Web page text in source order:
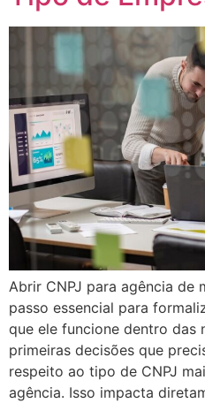
Abrir CNPJ para agência de
passo essencial para
que ele funcione dentro das
primeiras decisões que
respeito ao tipo de CNPJ
agência. Isso impacta